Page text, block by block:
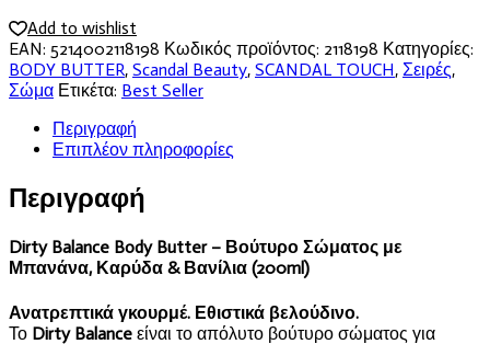
Add to wishlist
EAN: 5214002118198 Κωδικός προϊόντος: 2118198 Κατηγορίες:
BODY BUTTER, Scandal Beauty, SCANDAL TOUCH, Σειρές,
Σώμα Ετικέτα: Best Seller
Περιγραφή
Επιπλέον πληροφορίες
Περιγραφή
Dirty Balance Body Butter – Βούτυρο Σώματος με
Μπανάνα, Καρύδα & Βανίλια (200ml)
Ανατρεπτικά γκουρμέ. Εθιστικά βελούδινο.
Το Dirty Balance είναι το απόλυτο βούτυρο σώματος για